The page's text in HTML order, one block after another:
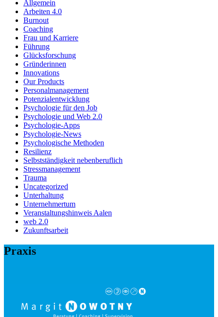
Allgemein
Arbeiten 4.0
Burnout
Coaching
Frau und Karriere
Führung
Glücksforschung
Gründerinnen
Innovations
Our Products
Personalmanagement
Potenzialentwicklung
Psychologie für den Job
Psychologie und Web 2.0
Psychologie-Apps
Psychologie-News
Psychologische Methoden
Resilienz
Selbstständigkeit nebenberuflich
Stressmanagement
Trauma
Uncategorized
Unterhaltung
Unternehmertum
Veranstaltungshinweis Aalen
web 2.0
Zukunftsarbeit
Praxis